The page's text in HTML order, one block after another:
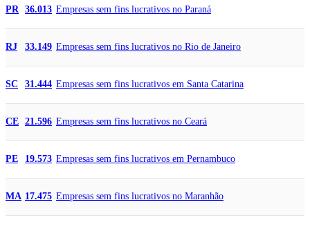
PR 36.013 Empresas sem fins lucrativos no Paraná
RJ 33.149 Empresas sem fins lucrativos no Rio de Janeiro
SC 31.444 Empresas sem fins lucrativos em Santa Catarina
CE 21.596 Empresas sem fins lucrativos no Ceará
PE 19.573 Empresas sem fins lucrativos em Pernambuco
MA 17.475 Empresas sem fins lucrativos no Maranhão